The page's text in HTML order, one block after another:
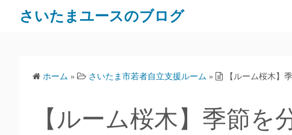
さいたまユースのブログ
ホーム » さいたま市若者自立支援ルーム » 【ルーム桜木】
【ルーム桜木】季節を